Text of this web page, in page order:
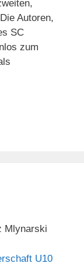
Autoren,
SC
zum
Mlynarski
U10